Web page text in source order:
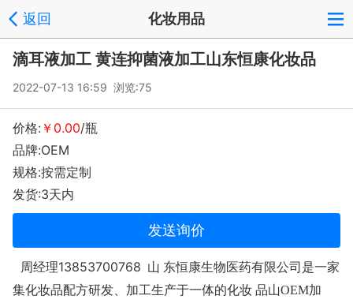
返回 化妆用品
滴耳液加工 黄连抑菌液加工山东恒康化妆品
2022-07-13 16:59 浏览:75
价格: ￥0.00/瓶
品牌:OEM
规格:按需定制
发货:3天内
发送询价
周经理13853700768 山 东恒康生物医药有限公司是一家
集化妆品配方研发、加工生产于一体的化妆 品山OEM加